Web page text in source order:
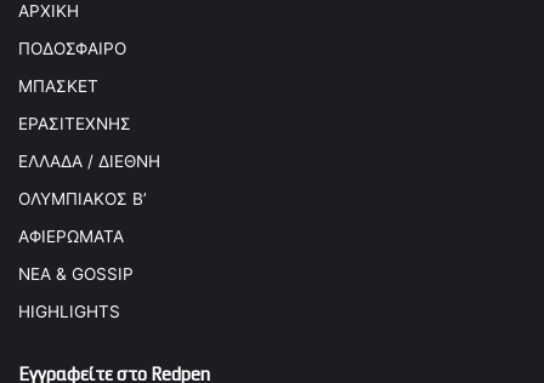
ΑΡΧΙΚΗ
ΠΟΔΟΣΦΑΙΡΟ
ΜΠΑΣΚΕΤ
ΕΡΑΣΙΤΕΧΝΗΣ
ΕΛΛΑΔΑ / ΔΙΕΘΝΗ
ΟΛΥΜΠΙΑΚΟΣ Β’
ΑΦΙΕΡΩΜΑΤΑ
ΝΕΑ & GOSSIP
HIGHLIGHTS
Εγγραφείτε στο Redpen